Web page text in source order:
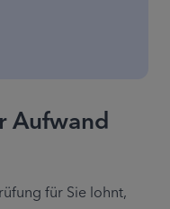
Aufwand
für Sie lohnt,